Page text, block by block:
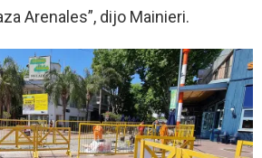
Arenales”, dijo Mainieri.